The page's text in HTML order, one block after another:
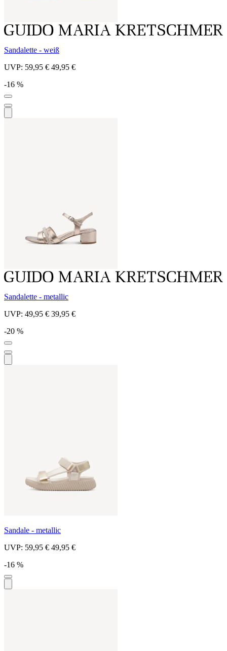
Sandalette - weiß
UVP: 59,95 € 49,95 €
-16 %
Sandalette - metallic
UVP: 49,95 € 39,95 €
-20 %
Sandale - metallic
UVP: 59,95 € 49,95 €
-16 %